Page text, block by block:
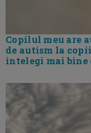
Copilul meu are
de autism la
intelegi mai